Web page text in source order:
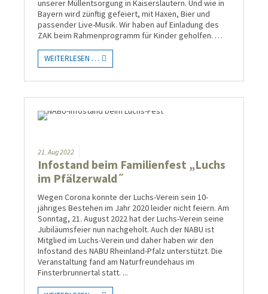
unserer Müllentsorgung in Kaiserslautern. Und wie in
Bayern wird zünftig gefeiert, mit Haxen, Bier und
passender Live-Musik. Wir haben auf Einladung des
ZAK beim Rahmenprogramm für Kinder geholfen. …
WEITERLESEN …
21. Aug 2022
Infostand beim Familienfest „Luchs
im Pfälzerwald˝
Wegen Corona konnte der Luchs-Verein sein 10-
jähriges Bestehen im Jahr 2020 leider nicht feiern. Am
Sonntag, 21. August 2022 hat der Luchs-Verein seine
Jubiläumsfeier nun nachgeholt. Auch der NABU ist
Mitglied im Luchs-Verein und daher haben wir den
Infostand des NABU Rheinland-Pfalz unterstützt. Die
Veranstaltung fand am Naturfreundehaus im
Finsterbrunnertal statt. ...